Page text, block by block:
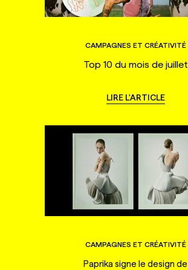
CAMPAGNES ET CRÉATIVITÉ
Top 10 du mois de juillet
LIRE L'ARTICLE
CAMPAGNES ET CRÉATIVITÉ
Paprika signe le design de